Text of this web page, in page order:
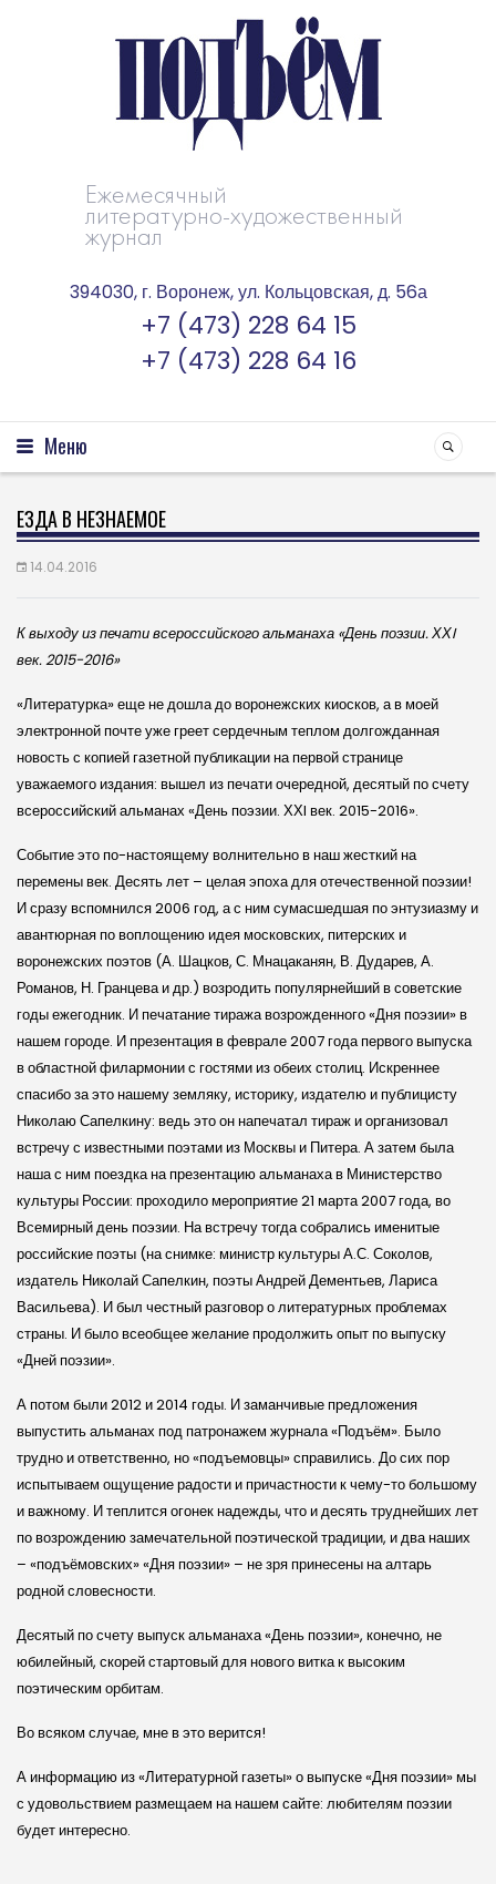
Ежемесячный
литературно-художественный
журнал
394030, г. Воронеж, ул. Кольцовская, д. 56а
+7 (473) 228 64 15
+7 (473) 228 64 16
Меню
ЕЗДА В НЕЗНАЕМОЕ
14.04.2016
К выходу из печати всероссийского альманаха «День поэзии. ХХI
век. 2015-2016»
«Литературка» еще не дошла до воронежских киосков, а в моей
электронной почте уже греет сердечным теплом долгожданная
новость с копией газетной публикации на первой странице
уважаемого издания: вышел из печати очередной, десятый по счету
всероссийский альманах «День поэзии. ХХI век. 2015-2016».
Событие это по-настоящему волнительно в наш жесткий на
перемены век. Десять лет – целая эпоха для отечественной поэзии!
И сразу вспомнился 2006 год, а с ним сумасшедшая по энтузиазму и
авантюрная по воплощению идея московских, питерских и
воронежских поэтов (А. Шацков, С. Мнацаканян, В. Дударев, А.
Романов, Н. Гранцева и др.) возродить популярнейший в советские
годы ежегодник. И печатание тиража возрожденного «Дня поэзии» в
нашем городе. И презентация в феврале 2007 года первого выпуска
в областной филармонии с гостями из обеих столиц. Искреннее
спасибо за это нашему земляку, историку, издателю и публицисту
Николаю Сапелкину: ведь это он напечатал тираж и организовал
встречу с известными поэтами из Москвы и Питера. А затем была
наша с ним поездка на презентацию альманаха в Министерство
культуры России: проходило мероприятие 21 марта 2007 года, во
Всемирный день поэзии. На встречу тогда собрались именитые
российские поэты (на снимке: министр культуры А.С. Соколов,
издатель Николай Сапелкин, поэты Андрей Дементьев, Лариса
Васильева). И был честный разговор о литературных проблемах
страны. И было всеобщее желание продолжить опыт по выпуску
«Дней поэзии».
А потом были 2012 и 2014 годы. И заманчивые предложения
выпустить альманах под патронажем журнала «Подъём». Было
трудно и ответственно, но «подъемовцы» справились. До сих пор
испытываем ощущение радости и причастности к чему-то большому
и важному. И теплится огонек надежды, что и десять труднейших лет
по возрождению замечательной поэтической традиции, и два наших
– «подъёмовских» «Дня поэзии» – не зря принесены на алтарь
родной словесности.
Десятый по счету выпуск альманаха «День поэзии», конечно, не
юбилейный, скорей стартовый для нового витка к высоким
поэтическим орбитам.
Во всяком случае, мне в это верится!
А информацию из «Литературной газеты» о выпуске «Дня поэзии» мы
с удовольствием размещаем на нашем сайте: любителям поэзии
будет интересно.